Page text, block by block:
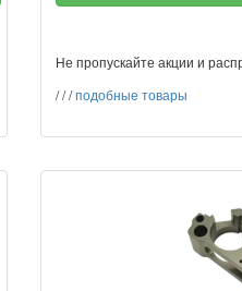
Не пропускайте акции и
///подобные товары